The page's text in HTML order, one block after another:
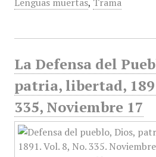
La Defensa del
patria, libertad,
335, Noviembre 17